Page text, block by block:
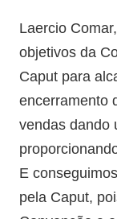
Laercio
objetivos da
Caput para
encerramento
vendas dando
E
pela Caput,